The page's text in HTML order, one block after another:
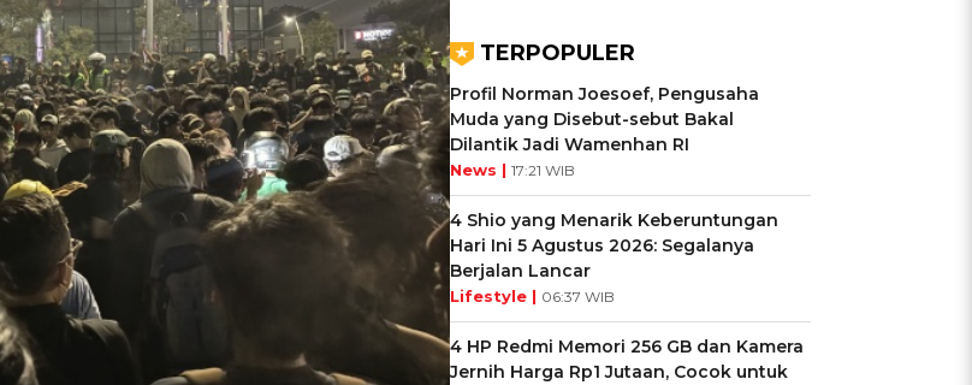
TERPOPULER
Profil Norman Joesoef, Pengusaha
Muda yang Disebut-sebut Bakal
Dilantik Jadi Wamenhan RI
News | 17:21 WIB
4 Shio yang Menarik Keberuntungan
Hari Ini 5 Agustus 2026: Segalanya
Berjalan Lancar
Lifestyle | 06:37 WIB
4 HP Redmi Memori 256 GB dan Kamera
Jernih Harga Rp1 Jutaan, Cocok untuk